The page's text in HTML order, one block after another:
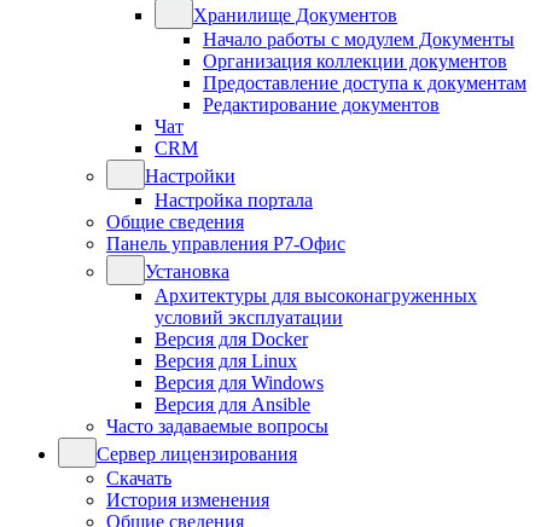
Хранилище Документов
Начало работы с модулем Документы
Организация коллекции документов
Предоставление доступа к документам
Редактирование документов
Чат
CRM
Настройки
Настройка портала
Общие сведения
Панель управления Р7-Офис
Установка
Архитектуры для высоконагруженных
условий эксплуатации
Версия для Docker
Версия для Linux
Версия для Windows
Версия для Ansible
Часто задаваемые вопросы
Сервер лицензирования
Скачать
История изменения
Общие сведения